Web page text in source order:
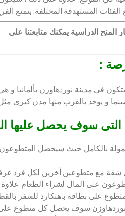
المستهدفة المختلفة. يتمتع
المنح الدراسية يمكنك متابعتنا على
:
في مدينة نوردهاوزن بألمانيا و
و يوجد بالقرب منها مدن كبرى مثل
التى سوف يحصل عليها
بالكامل حيث سيحصل المتطوعون
شقة مع متطوعين آخرين لكل فرد
على المال لشراء الطعام
على بطاقة باهنكارد للسفر
نوردهاوزن سوف يحصل كل متطوع